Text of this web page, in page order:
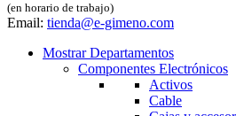
(en horario de trabajo)
Email: tienda@e-gimeno.com
Mostrar Departamentos
Componentes Electrónicos
Activos
Cable